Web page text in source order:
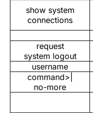
show system
connections
request
system logout
username
command>|
no-more